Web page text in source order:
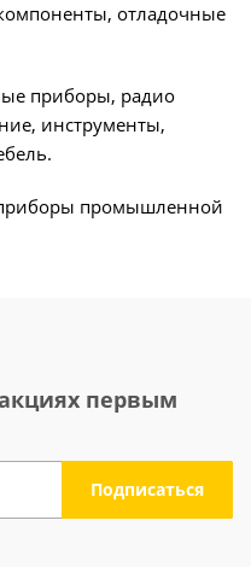
отладочные
приборы, радио
инструменты,
промышленной
первым